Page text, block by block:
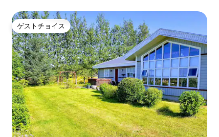
ゲストチョイス
ゲストチョイス